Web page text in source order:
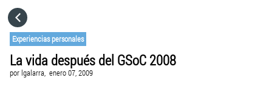
Experiencias personales
La vida después del GSoC 2008
por lgalarra, enero 07, 2009
CATEGORÍAS